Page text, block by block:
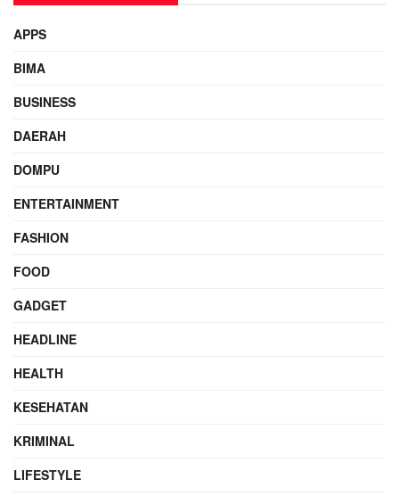
APPS
BIMA
BUSINESS
DAERAH
DOMPU
ENTERTAINMENT
FASHION
FOOD
GADGET
HEADLINE
HEALTH
KESEHATAN
KRIMINAL
LIFESTYLE